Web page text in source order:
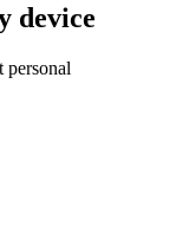
device
personal